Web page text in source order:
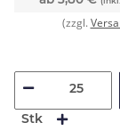
(zzgl.
Stk